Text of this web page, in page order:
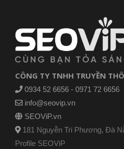
CÔNG TY TNHH TRUYỀN
0934 52 6656 - 0971 72 6656
info@seovip.vn
SEOViP.vn
181 Nguyễn Tri Phương, Đà
Profile SEOViP